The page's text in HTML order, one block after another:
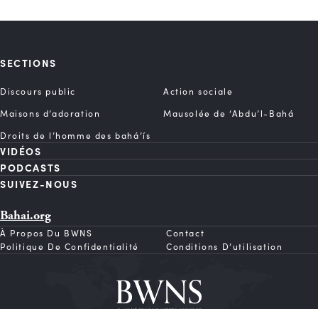
SECTIONS
Discours public
Action sociale
Maisons d’adoration
Mausolée de ‘Abdu’l-Bahá
Droits de l’homme des bahá’ís
VIDÉOS
PODCASTS
SUIVEZ-NOUS
Bahai.org
À Propos Du BWNS
Contact
Politique De Confidentialité
Conditions D’utilisation